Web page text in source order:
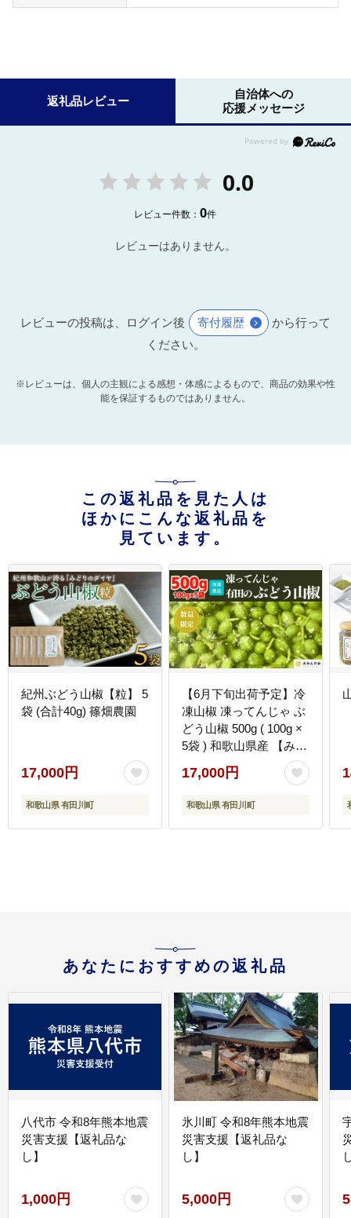
返礼品レビュー
自治体への
応援メッセージ
0.0
レビュー件数：0件
レビューはありません。
レビューの投稿は、ログイン後 寄付履歴
から行って
ください。
※レビューは、個人の主観による感想・体感によるもので、商品の効果や性
能を保証するものではありません。
この返礼品を見た人は
ほかにこんな返礼品を
見ています。
紀州ぶどう山椒【粒】 5
袋 (合計40g) 篠畑農園
17,000円
和歌山県 有田川町
【6月下旬出荷予定】冷
凍山椒 凍ってんじゃ ぶ
どう山椒 500g ( 100g ×
5袋 ) 和歌山県産 【みか
んの会】
17,000円
和歌山県 有田川町
あなたにおすすめの返礼品
八代市 令和8年熊本地震
災害支援【返礼品な
し】
1,000円
氷川町 令和8年熊本地震
災害支援【返礼品な
し】
5,000円